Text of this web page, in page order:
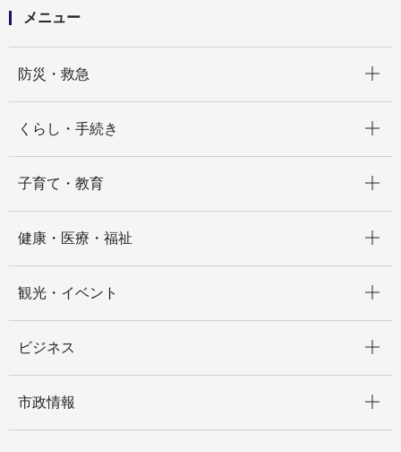
メニュー
防災・救急
くらし・手続き
子育て・教育
健康・医療・福祉
観光・イベント
ビジネス
市政情報